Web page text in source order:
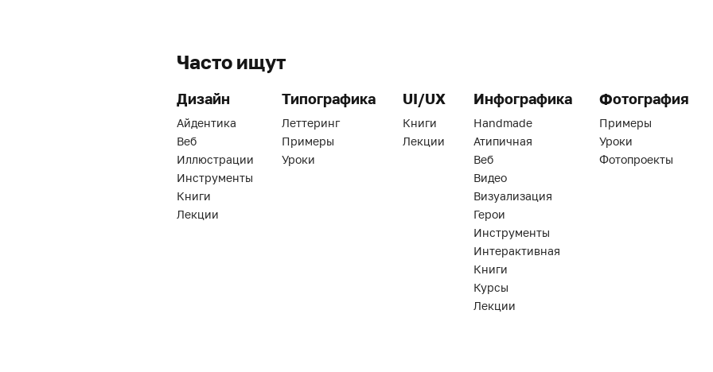
Часто ищут
Дизайн
Айдентика
Веб
Иллюстрации
Инструменты
Книги
Лекции
Типографика
Леттеринг
Примеры
Уроки
UI/UX
Книги
Лекции
Инфографика
Handmade
Атипичная
Веб
Видео
Визуализация
Герои
Инструменты
Интерактивная
Книги
Курсы
Лекции
Фотография
Примеры
Уроки
Фотопроекты